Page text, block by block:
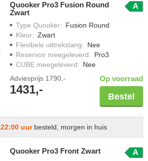
Quooker Pro3 Fusion Round
Zwart
A
Type Quooker: Fusion Round
Kleur: Zwart
Flexibele uittrekslang: Nee
Reservoir meegeleverd: Pro3
CUBE meegeleverd: Nee
Adviesprijs 1790,-
1431,-
Op voorraad
Bestel
22:00 uurbesteld, morgen in huis
Quooker Pro3 Front Zwart A